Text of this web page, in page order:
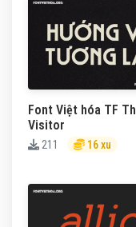
Font Việt hóa TF
Visitor
211 16 xu